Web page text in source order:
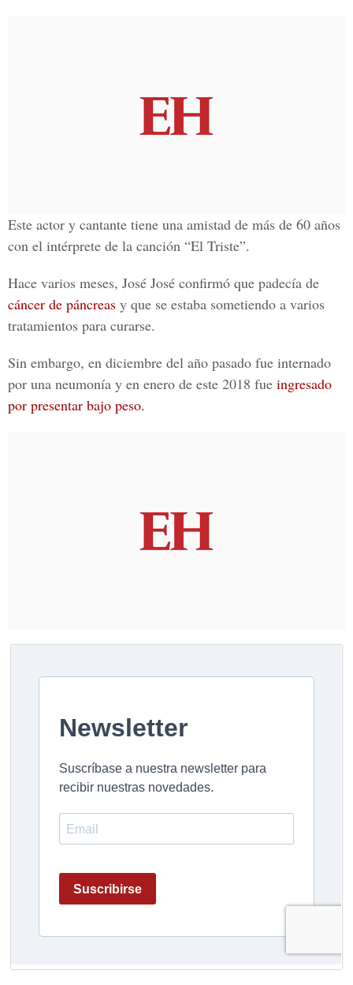
Este actor y cantante tiene una amistad de más de 60 años
con el intérprete de la canción “El Triste”.
Hace varios meses, José José confirmó que padecía de
cáncer de páncreas y que se estaba sometiendo a varios
tratamientos para curarse.
Sin embargo, en diciembre del año pasado fue internado
por una neumonía y en enero de este 2018 fue ingresado
por presentar bajo peso.